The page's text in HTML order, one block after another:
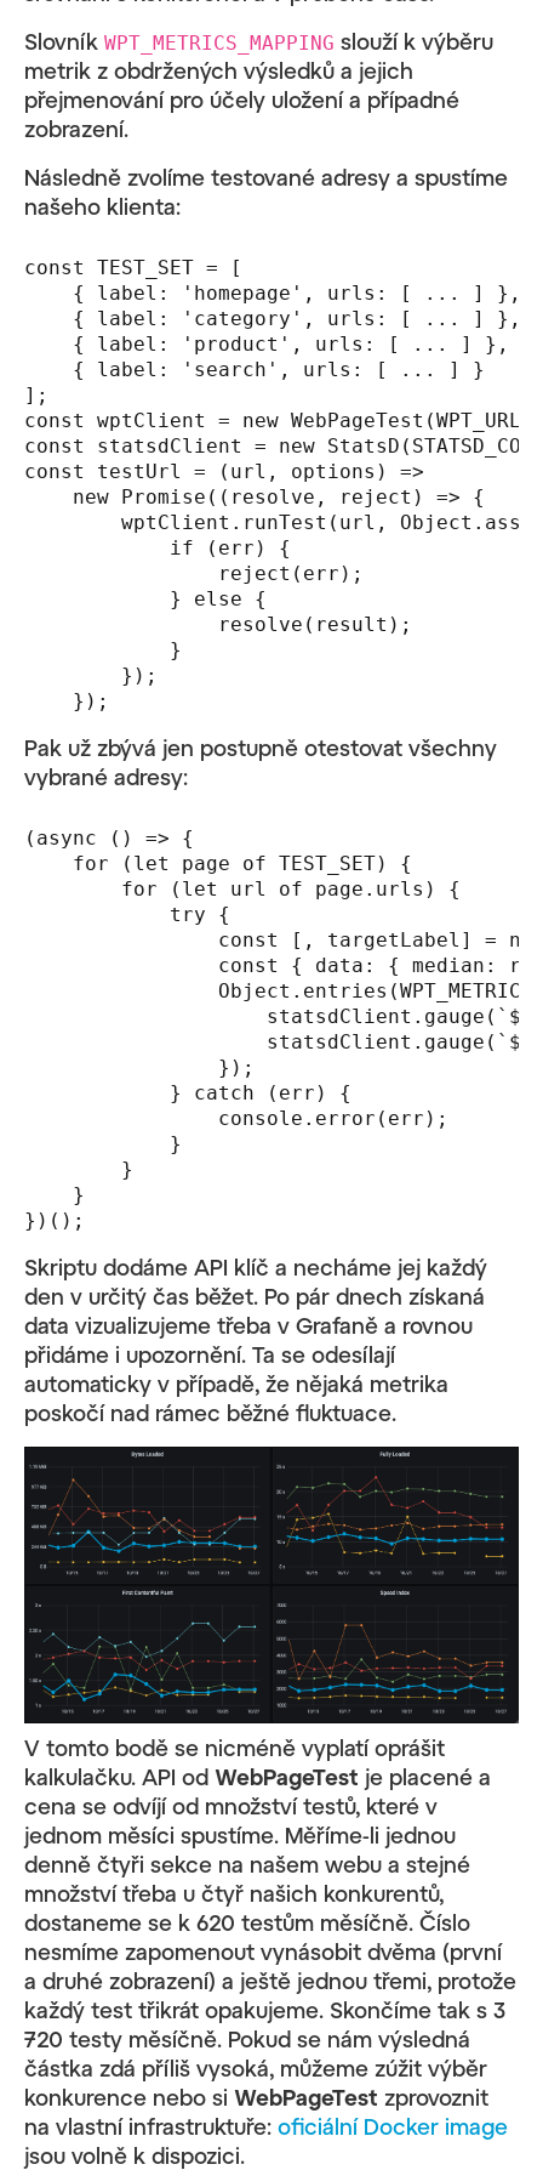
Slovník WPT_METRICS_MAPPING slouží k výběru
metrik z obdržených výsledků a jejich
přejmenování pro účely uložení a případné
zobrazení.
Následně zvolíme testované adresy a spustíme
našeho klienta:
const TEST_SET = [
    { label: 'homepage', urls: [ ... ] },
    { label: 'category', urls: [ ... ] },
    { label: 'product', urls: [ ... ] },
    { label: 'search', urls: [ ... ] }
];
const wptClient = new WebPageTest(WPT_URL,
const statsdClient = new
const testUrl = (url, options) =>
    new Promise((resolve, reject) => {
wptClient.runTest(url,
            if (err) {
                reject(err);
            } else {
                resolve(result);
            }
        });
    });
Pak už zbývá jen postupně otestovat všechny
vybrané adresy:
(async () => {
    for (let page of TEST_SET) {
        for (let url of page.urls) {
            try {
const [, targetLabel] =
const { data: { median:
                });
            } catch (err) {
                console.error(err);
            }
        }
    }
})();
Skriptu dodáme API klíč a necháme jej každý
den v určitý čas běžet. Po pár dnech získaná
data vizualizujeme třeba v Grafaně a rovnou
přidáme i upozornění. Ta se odesílají
automaticky v případě, že nějaká metrika
poskočí nad rámec běžné fluktuace.
V tomto bodě se nicméně vyplatí oprášit
kalkulačku. API od WebPageTest je placené a
cena se odvíjí od množství testů, které v
jednom měsíci spustíme. Měříme-li jednou
denně čtyři sekce na našem webu a stejné
množství třeba u čtyř našich konkurentů,
dostaneme se k 620 testům měsíčně. Číslo
nesmíme zapomenout vynásobit dvěma (první
a druhé zobrazení) a ještě jednou třemi, protože
každý test třikrát opakujeme. Skončíme tak s 3
720 testy měsíčně. Pokud se nám výsledná
částka zdá příliš vysoká, můžeme zúžit výběr
konkurence nebo si WebPageTest zprovoznit
na vlastní infrastruktuře: oficiální Docker image
jsou volně k dispozici.